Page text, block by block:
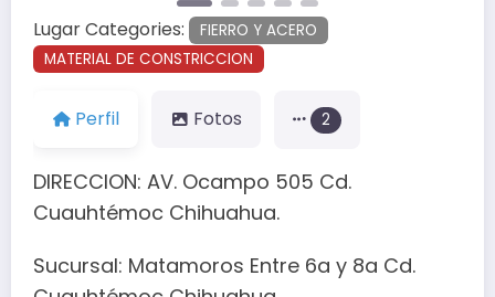
Lugar Categories:
FIERRO Y ACERO
MATERIAL DE CONSTRICCION
Perfil Fotos 2
DIRECCION: AV. Ocampo 505 Cd.
Cuauhtémoc Chihuahua.
Sucursal: Matamoros Entre 6a y 8a Cd.